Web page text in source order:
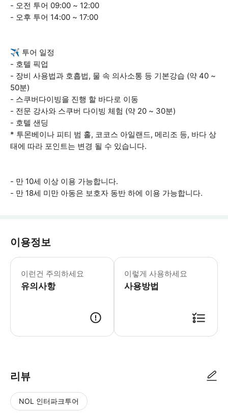
- 오전 투어 09:00 ~ 12:00
- 오후 투어 14:00 ~ 17:00
✈️ 투어 일정
- 호텔 픽업
- 장비 사용법과 호흡법, 물 속 의사소통 등 기본강습 (약 40 ~
50분)
- 스쿠버다이빙을 진행 할 바다로 이동
- 전문 강사와 스쿠버 다이빙 체험 (약 20 ~ 30분)
- 호텔 샌딩
* 투몬베이나 피티 범 홀, 코코스 아일랜드, 메리조 등, 바다 상
태에 따라 포인트는 변경 될 수 있습니다.
- 만 10세 이상 이용 가능합니다.
- 만 18세 미만 아동은 보호자 동반 하에 이용 가능합니다.
이용정보
이런건 주의하세요
유의사항
- 개별 여행자 보험 가입을 권장 드립
이렇게 사용하세요
사용방법
리뷰
NOL 인터파크투어